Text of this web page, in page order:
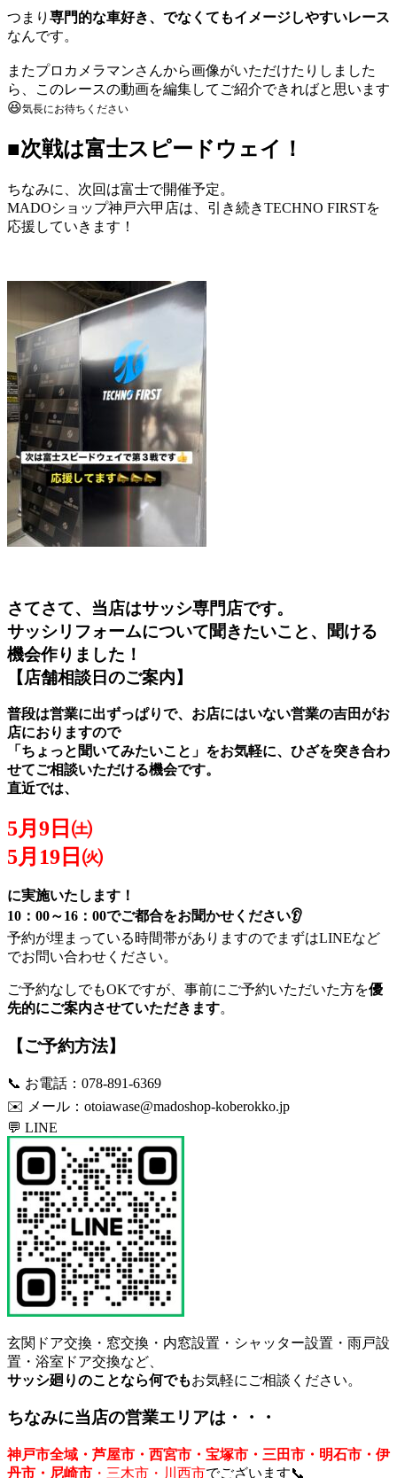
つまり 専門的な車好き、でなくてもイメージしやすいレース
なんです。
またプロカメラマンさんから画像がいただけたりしました
ら、このレースの動画を編集してご紹介できればと思います
😆気長にお待ちください
■次戦は富士スピードウェイ！
ちなみに、次回は富士で開催予定。
MADOショップ神戸六甲店は、引き続きTECHNO FIRSTを
応援していきます！
さてさて、当店はサッシ専門店です。
サッシリフォームについて聞きたいこと、聞ける
機会作りました！
【店舗相談日のご案内】
普段は営業に出ずっぱりで、お店にはいない営業の吉田がお
店におりますので
「ちょっと聞いてみたいこと」をお気軽に、ひざを突き合わ
せてご相談いただける機会です。
直近では、
5月9日㈯
5月19日㈫
に実施いたします！
10：00～16：00でご都合をお聞かせください👂
予約が埋まっている時間帯がありますのでまずはLINEなど
でお問い合わせください。
ご予約なしでもOKですが、事前にご予約いただいた方を優
先的にご案内させていただきます。
【ご予約方法】
📞 お電話：078-891-6369
✉️ メール： otoiawase@madoshop-koberokko.jp
💬 LINE
玄関ドア交換・窓交換・内窓設置・シャッター設置・雨戸設
置・浴室ドア交換など、
サッシ廻りのことなら何でもお気軽にご相談ください。
ちなみに当店の営業エリアは・・・
神戸市全域・芦屋市・西宮市・宝塚市・三田市・明石市・伊
丹市・尼崎市 ・三木市・川西市でございます📞